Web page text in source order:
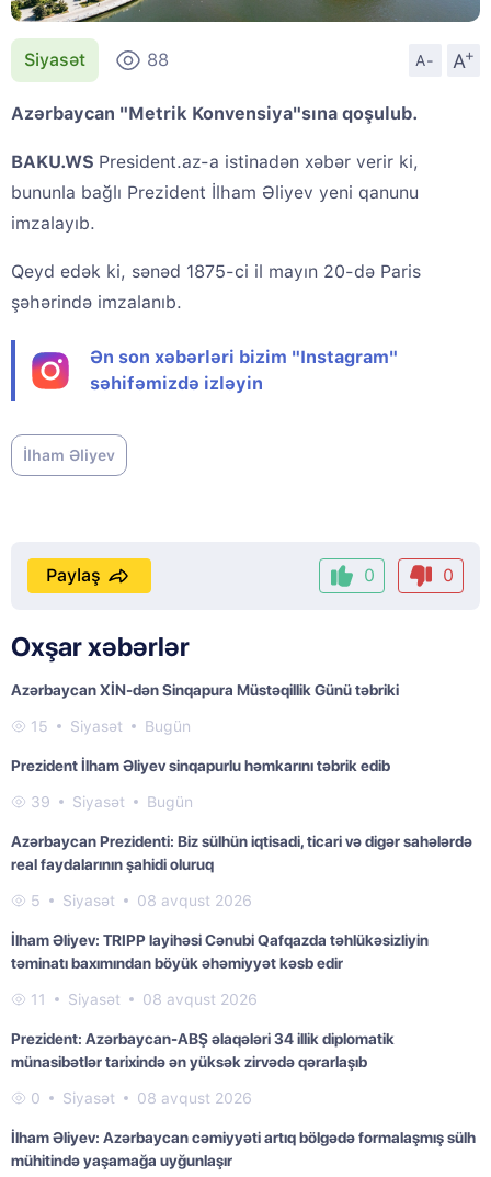
Siyasət 88 A- A
+
Azərbaycan "Metrik Konvensiya"sına qoşulub.
BAKU.WS President.az-a istinadən xəbər verir ki,
bununla bağlı Prezident İlham Əliyev yeni qanunu
imzalayıb.
Qeyd edək ki, sənəd 1875-ci il mayın 20-də Paris
şəhərində imzalanıb.
Ən son xəbərləri bizim "Instagram"
səhifəmizdə izləyin
İlham Əliyev
0 0
Paylaş
Oxşar xəbərlər
Azərbaycan XİN-dən Sinqapura Müstəqillik Günü təbriki
15 Siyasət Bugün
Prezident İlham Əliyev sinqapurlu həmkarını təbrik edib
39 Siyasət Bugün
Azərbaycan Prezidenti: Biz sülhün iqtisadi, ticari və digər sahələrdə
real faydalarının şahidi oluruq
5 Siyasət 08 avqust 2026
İlham Əliyev: TRIPP layihəsi Cənubi Qafqazda təhlükəsizliyin
təminatı baxımından böyük əhəmiyyət kəsb edir
11 Siyasət 08 avqust 2026
Prezident: Azərbaycan-ABŞ əlaqələri 34 illik diplomatik
münasibətlər tarixində ən yüksək zirvədə qərarlaşıb
0 Siyasət 08 avqust 2026
İlham Əliyev: Azərbaycan cəmiyyəti artıq bölgədə formalaşmış sülh
mühitində yaşamağa uyğunlaşır